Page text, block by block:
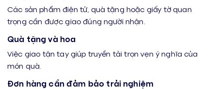
Các sản phẩm điện tử, quà tặng hoặc giấy tờ quan
trọng cần được giao đúng người nhận.
Quà tặng và hoa
Việc giao tận tay giúp truyền tải trọn vẹn ý nghĩa của
món quà.
Đơn hàng cần đảm bảo trải nghiệm